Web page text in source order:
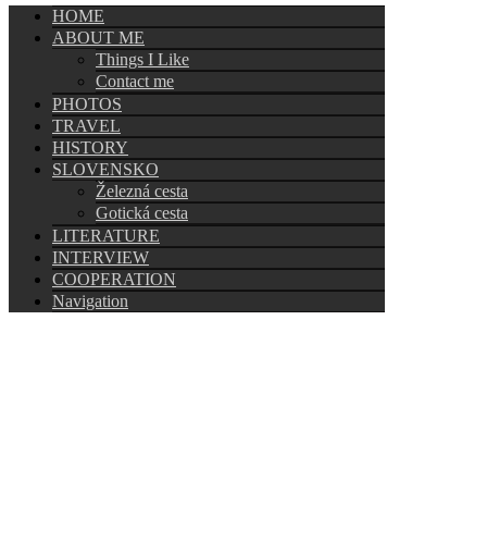
HOME
ABOUT ME
Things I Like
Contact me
PHOTOS
TRAVEL
HISTORY
SLOVENSKO
Železná cesta
Gotická cesta
LITERATURE
INTERVIEW
COOPERATION
Navigation